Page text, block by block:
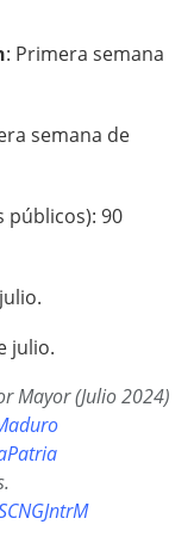
: Primera semana
semana de
públicos): 90
julio.
Mayor (Julio 2024)